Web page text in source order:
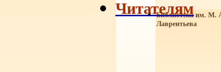
Библиотека им. М.
Лаврентьева
Читателям